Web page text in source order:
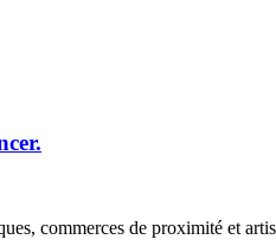
commerces de proximité et